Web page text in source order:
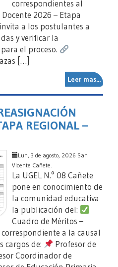
correspondientes al
2026 – Etapa
a los postulantes a
y verificar la
el proceso.
[…]
Leer mas...
REGIONAL –
Lun, 3 de agosto, 2026 San
Vicente Cañete.
La UGEL N.° 08 Cañete
pone en conocimiento de
la comunidad educativa
la publicación del:
Cuadro de Méritos –
a la causal
cargos de:
Profesor de
Coordinador de